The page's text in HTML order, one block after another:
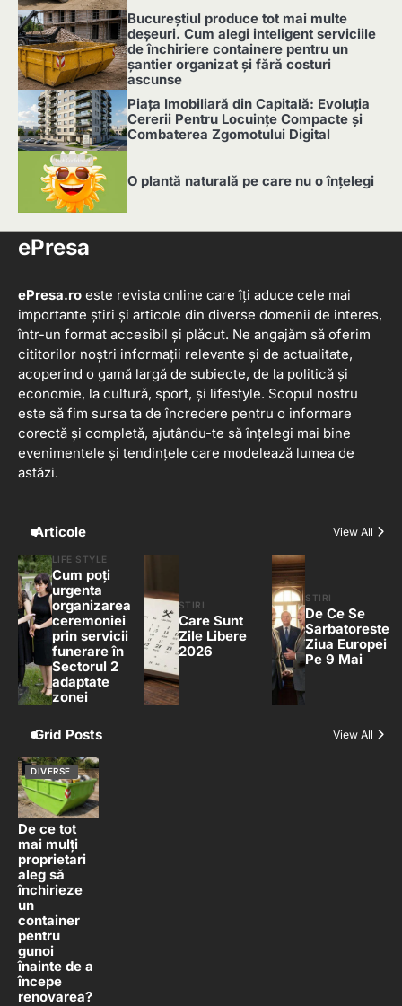
2
3
Bucureștiul produce tot mai multe
deșeuri. Cum alegi inteligent serviciile
de închiriere containere pentru un
șantier organizat și fără costuri
ascunse
4
Piața Imobiliară din Capitală: Evoluția
Cererii Pentru Locuințe Compacte și
Combaterea Zgomotului Digital
5
O plantă naturală pe care nu o înțelegi
ePresa
ePresa.ro este revista online care îți aduce cele mai
importante știri și articole din diverse domenii de interes,
într-un format accesibil și plăcut. Ne angajăm să oferim
cititorilor noștri informații relevante și de actualitate,
acoperind o gamă largă de subiecte, de la politică și
economie, la cultură, sport, și lifestyle. Scopul nostru
este să fim sursa ta de încredere pentru o informare
corectă și completă, ajutându-te să înțelegi mai bine
evenimentele și tendințele care modelează lumea de
astăzi.
Articole View All
LIFE STYLE
Cum poți
urgenta
organizarea
ceremoniei
prin servicii
funerare în
Sectorul 2
adaptate
zonei
STIRI
Care Sunt
Zile Libere
2026
STIRI
De Ce Se
Sarbatoreste
Ziua Europei
Pe 9 Mai
Grid Posts View All
DIVERSE
De ce tot
mai mulți
proprietari
aleg să
închirieze
un
container
pentru
gunoi
înainte de a
începe
renovarea?